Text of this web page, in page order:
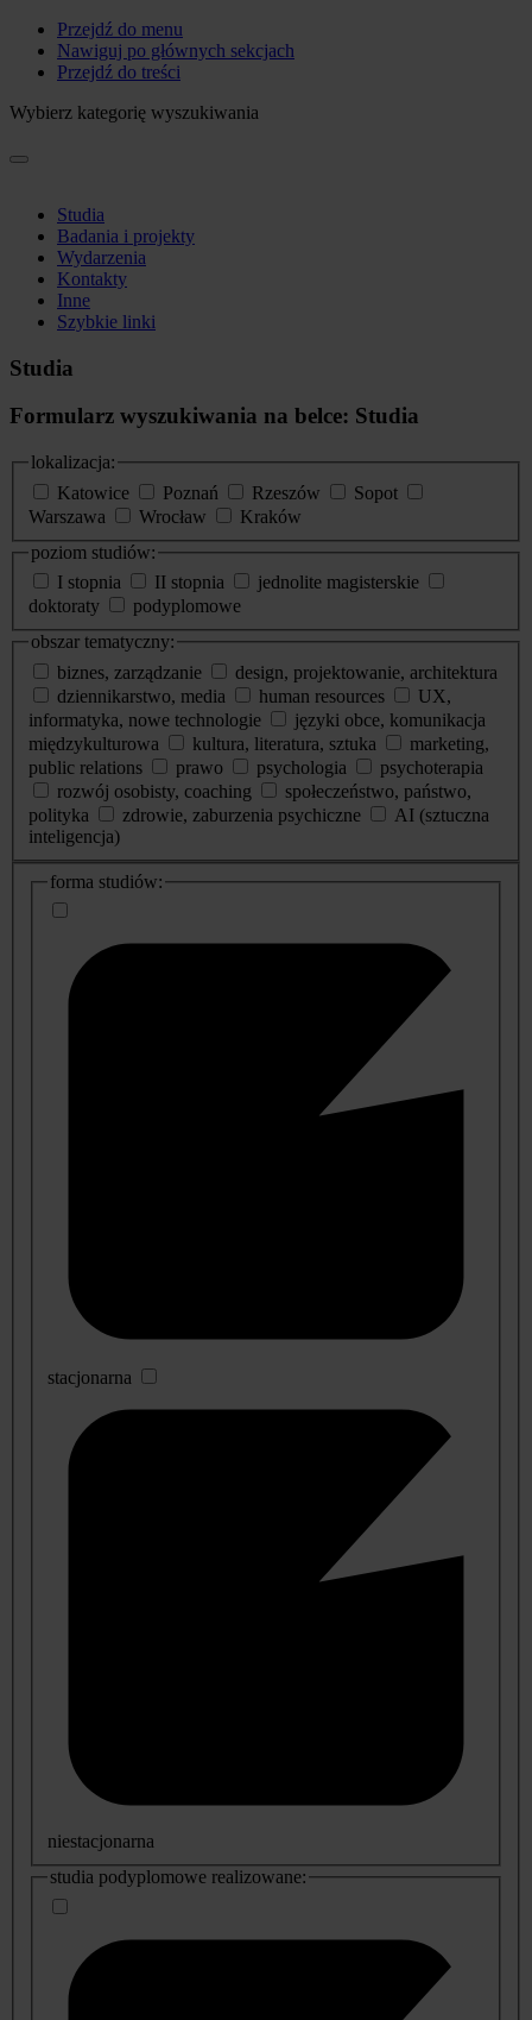
Przejdź do menu
Nawiguj po głównych sekcjach
Przejdź do treści
Wybierz kategorię wyszukiwania
Studia
Badania i projekty
Wydarzenia
Kontakty
Inne
Szybkie linki
Studia
Formularz wyszukiwania na belce: Studia
lokalizacja:
Katowice
Poznań Rzeszów
Sopot
Warszawa
Wrocław
Kraków
poziom studiów:
I stopnia
II stopnia
jednolite magisterskie
doktoraty
podyplomowe
obszar tematyczny:
biznes, zarządzanie
design, projektowanie, architektura
dziennikarstwo, media
human resources
UX,
informatyka, nowe technologie
języki obce, komunikacja
międzykulturowa
kultura, literatura, sztuka
marketing,
public relations
prawo psychologia
psychoterapia
rozwój osobisty, coaching
społeczeństwo, państwo,
polityka
zdrowie, zaburzenia psychiczne
AI (sztuczna
inteligencja)
dodatkowe
informacje
forma studiów:
stacjonarna
niestacjonarna
studia podyplomowe realizowane: